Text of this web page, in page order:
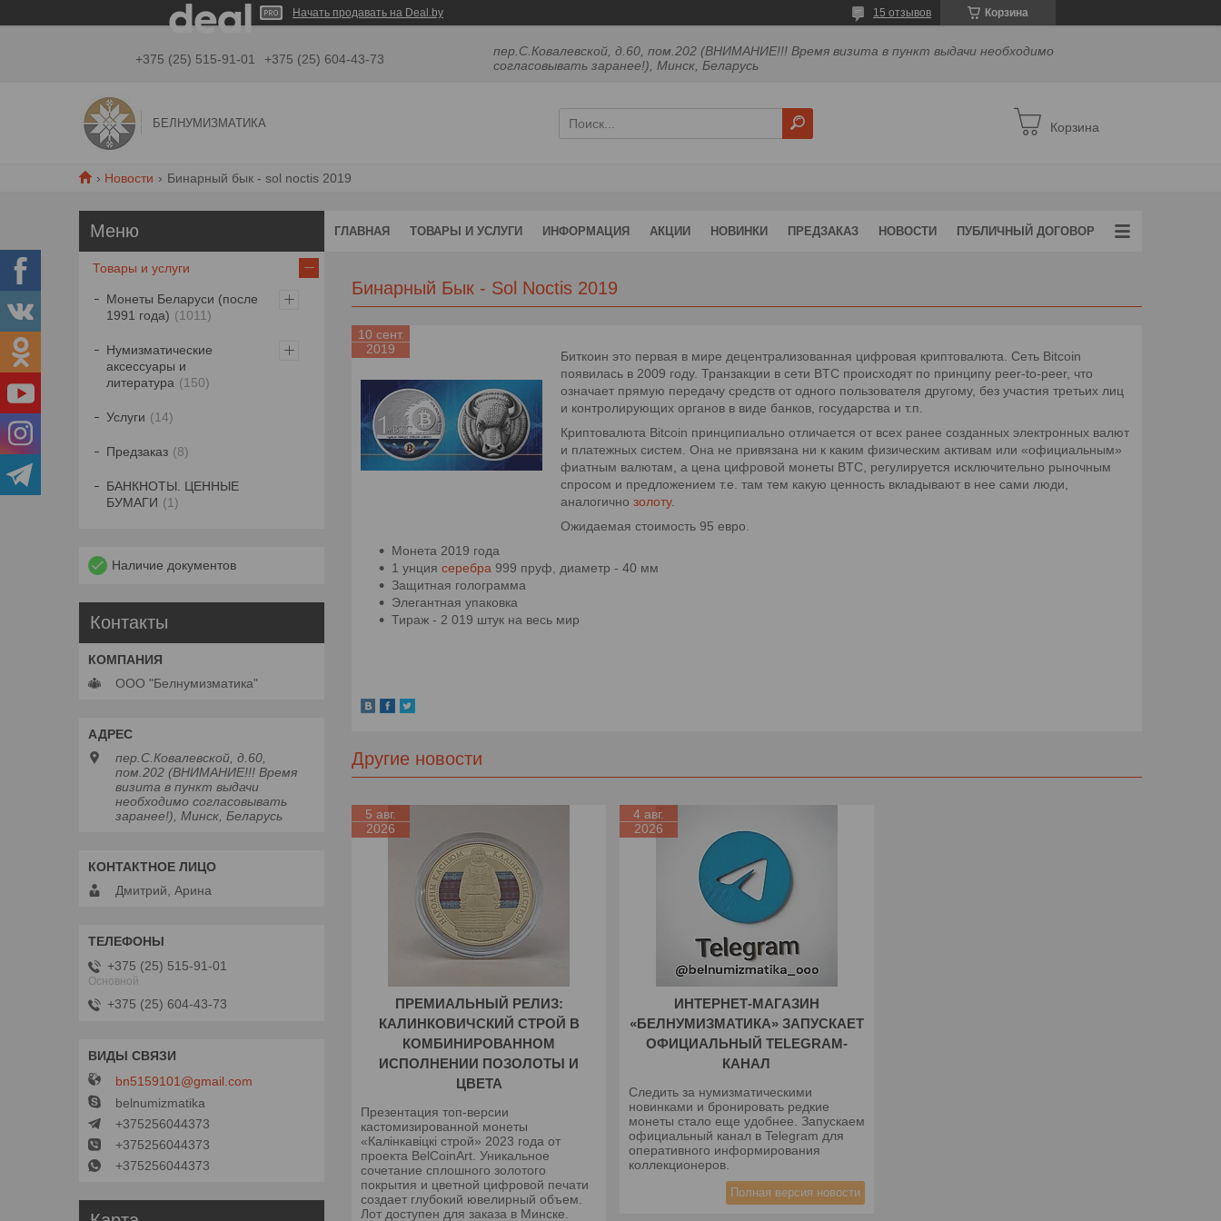
Начать продавать на Deal.by Корзина
15 отзывов
+375 (25) 515-91-01 +375 (25) 604-43-73
пер.С.Ковалевской, д.60, пом.202 (ВНИМАНИЕ!!! Время визита в пункт выдачи необходимо
согласовывать заранее!), Минск, Беларусь
БЕЛНУМИЗМАТИКА Корзина
Новости Бинарный бык - sol noctis 2019
ГЛАВНАЯ ТОВАРЫ И УСЛУГИ ИНФОРМАЦИЯ АКЦИИ НОВИНКИ ПРЕДЗАКАЗ НОВОСТИ ПУБЛИЧНЫЙ ДОГОВОР
Бинарный Бык - Sol Noctis 2019
10 сент.
2019
Биткоин это первая в мире децентрализованная цифровая криптовалюта. Сеть Bitcoin
появилась в 2009 году. Транзакции в сети BTC происходят по принципу peer-to-peer, что
означает прямую передачу средств от одного пользователя другому, без участия третьих лиц
и контролирующих органов в виде банков, государства и т.п.
Криптовалюта Bitcoin принципиально отличается от всех ранее созданных электронных валют
и платежных систем. Она не привязана ни к каким физическим активам или «официальным»
фиатным валютам, а цена цифровой монеты BTC, регулируется исключительно рыночным
спросом и предложением т.е. там тем какую ценность вкладывают в нее сами люди,
аналогично золоту.
Ожидаемая стоимость 95 евро.
Монета 2019 года
1 унция серебра 999 пруф, диаметр - 40 мм
Защитная голограмма
Элегантная упаковка
Тираж - 2 019 штук на весь мир
Другие новости
5 авг.
2026
ПРЕМИАЛЬНЫЙ РЕЛИЗ:
КАЛИНКОВИЧСКИЙ СТРОЙ В
КОМБИНИРОВАННОМ
ИСПОЛНЕНИИ ПОЗОЛОТЫ И
ЦВЕТА
Презентация топ-версии
кастомизированной монеты
«Калінкавіцкі строй» 2023 года от
проекта BelCoinArt. Уникальное
сочетание сплошного золотого
покрытия и цветной цифровой печати
создает глубокий ювелирный объем.
Лот доступен для заказа в Минске.
4 авг.
2026
ИНТЕРНЕТ-МАГАЗИН
«БЕЛНУМИЗМАТИКА» ЗАПУСКАЕТ
ОФИЦИАЛЬНЫЙ TELEGRAM-
КАНАЛ
Следить за нумизматическими
новинками и бронировать редкие
монеты стало еще удобнее. Запускаем
официальный канал в Telegram для
оперативного информирования
коллекционеров.
Полная версия новости
Товары и услуги
Монеты Беларуси (после
1991 года)
1011
Нумизматические
аксессуары и
литература
150
Услуги 14
Предзаказ 8
БАНКНОТЫ. ЦЕННЫЕ
БУМАГИ
1
Наличие документов
Контакты
ООО "Белнумизматика"
пер.С.Ковалевской, д.60,
пом.202 (ВНИМАНИЕ!!! Время
визита в пункт выдачи
необходимо согласовывать
заранее!), Минск, Беларусь
Дмитрий, Арина
+375 (25) 515-91-01
Основной
+375 (25) 604-43-73
bn5159101@gmail.com
belnumizmatika
+375256044373
+375256044373
+375256044373